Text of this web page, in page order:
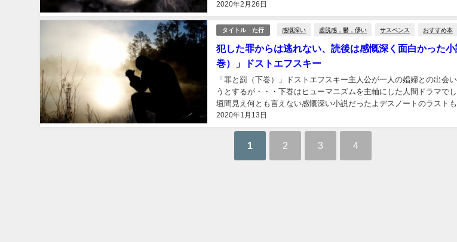
2020年2月26日
ーネクストで独占配信しております...
タイトル た行 感慨深い 虚脱感，鬱，儚い サスペンス おすすめ本
犯した罪からは逃れない、読後は感慨深く面白かった
巻）」ドストエフスキー
2020年1月13日
「罪と罰（下巻）」ドストエフスキー主人公が一人の娼婦との出会
うとするが・・・下巻はヒューマニズムを主軸にした人間ドラマで
垣間見え何とも言えない感慨深い小説だったよデスノートのラスト
「ごめんなさい」と素直に言えない人間が これほど惨めにみえると...
1 2 3 4